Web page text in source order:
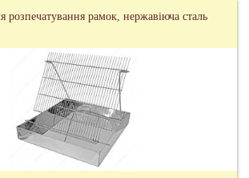
розпечатування рамок, нержавіюча сталь